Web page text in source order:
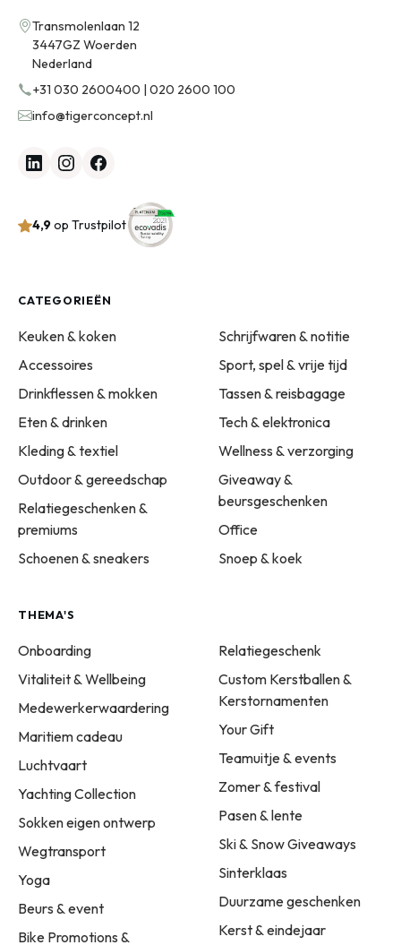
Transmolenlaan 12
3447GZ Woerden
Nederland
+31 030 2600400 | 020 2600 100
info@tigerconcept.nl
4,9op Trustpilot
CATEGORIEËN
Keuken & koken
Accessoires
Drinkflessen & mokken
Eten & drinken
Kleding & textiel
Outdoor & gereedschap
Relatiegeschenken &
premiums
Schoenen & sneakers
Schrijfwaren & notitie
Sport, spel & vrije tijd
Tassen & reisbagage
Tech & elektronica
Wellness & verzorging
Giveaway &
beursgeschenken
Office
Snoep & koek
THEMA'S
Onboarding
Vitaliteit & Wellbeing
Medewerkerwaardering
Maritiem cadeau
Luchtvaart
Yachting Collection
Sokken eigen ontwerp
Wegtransport
Yoga
Beurs & event
Bike Promotions &
Relatiegeschenk
Custom Kerstballen &
Kerstornamenten
Your Gift
Teamuitje & events
Zomer & festival
Pasen & lente
Ski & Snow Giveaways
Sinterklaas
Duurzame geschenken
Kerst & eindejaar